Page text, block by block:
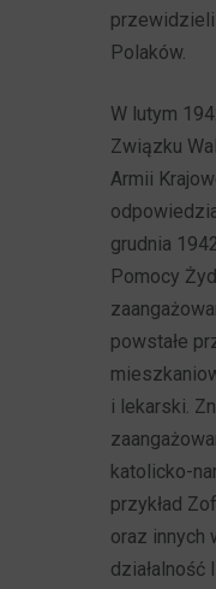
Polaków.
W lutym
Związku
Armii
grudnia
Pomocy
powstałe
i lekarski.
katolicko-
przykład
oraz innych
działalność